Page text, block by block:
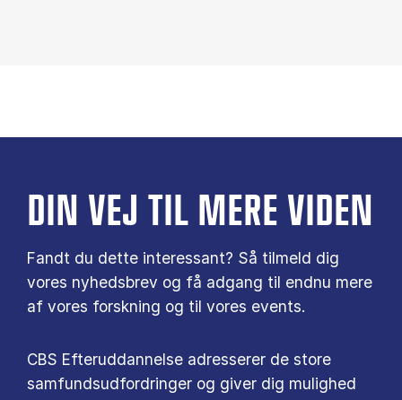
DIN VEJ TIL MERE VIDEN
Fandt du dette interessant? Så tilmeld dig
vores nyhedsbrev og få adgang til endnu mere
af vores forskning og til vores events.
CBS Efteruddannelse adresserer de store
samfundsudfordringer og giver dig mulighed